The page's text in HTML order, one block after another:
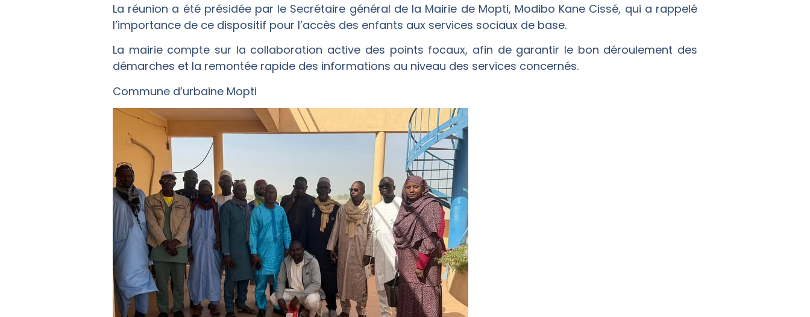
La réunion a été présidée par le Secrétaire général de la Mairie de Mopti, Modibo Kane Cissé, qui a rappelé
l’importance de ce dispositif pour l’accès des enfants aux services sociaux de base.
La mairie compte sur la collaboration active des points focaux, afin de garantir le bon déroulement des
démarches et la remontée rapide des informations au niveau des services concernés.
Commune d’urbaine Mopti